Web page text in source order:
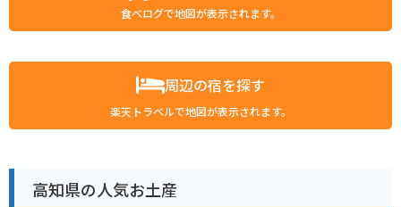
食べログで地図が表示されます。
周辺の宿を探す
楽天トラベルで地図が表示されます。
高知県の人気お土産